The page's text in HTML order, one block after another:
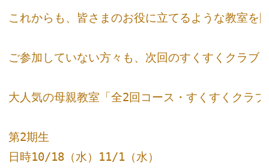
これからも、皆さまのお役に立てるような教室を
ご参加していない方々も、次回のすくすくクラ
大人気の母親教室「全2回コース・すくすくクラ
第2期生
日時10/18（水）11/1（水）